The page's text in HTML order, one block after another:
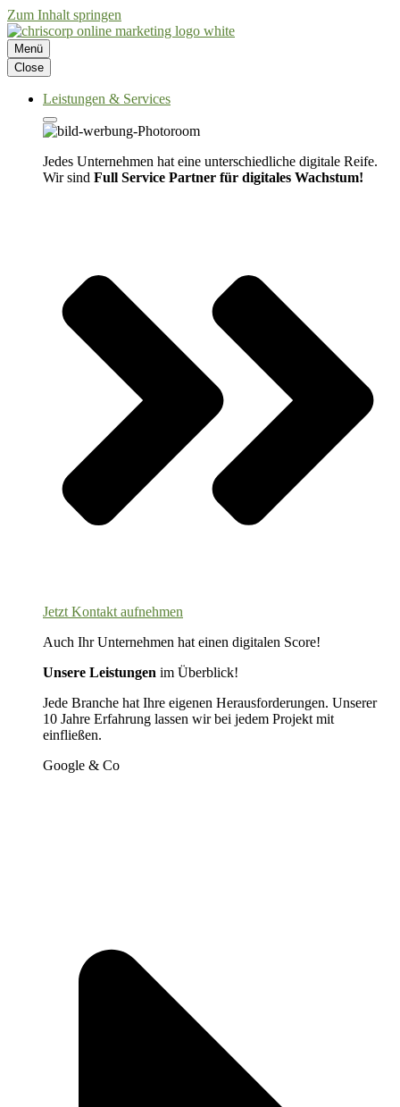
Zum Inhalt springen
Menü
Close
Leistungen & Services
Jedes Unternehmen hat eine unterschiedliche digitale Reife.
Wir sind Full Service Partner für digitales Wachstum!
Jetzt Kontakt aufnehmen
Auch Ihr Unternehmen hat einen digitalen Score!
Unsere Leistungen im Überblick!
Jede Branche hat Ihre eigenen Herausforderungen. Unserer
10 Jahre Erfahrung lassen wir bei jedem Projekt mit
einfließen.
Google & Co